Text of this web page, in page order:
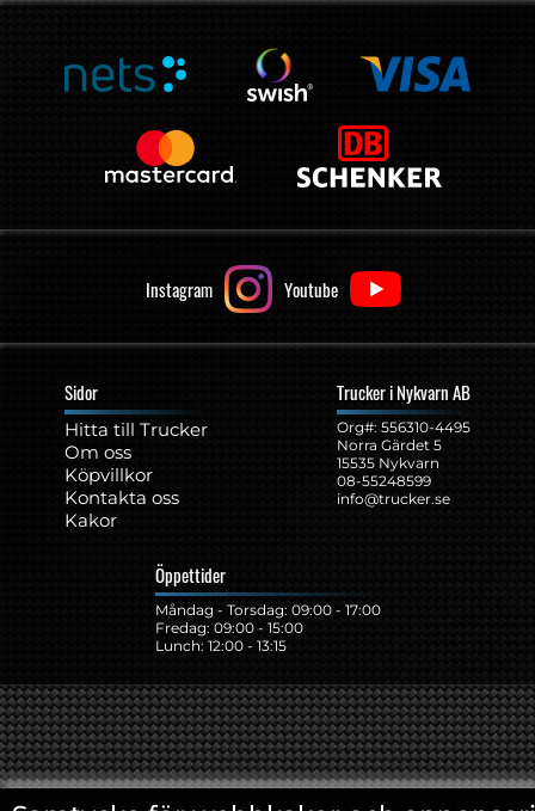
Instagram Youtube
Sidor
Hitta till Trucker
Om oss
Köpvillkor
Kontakta oss
Kakor
Trucker i Nykvarn AB
Org#: ‍556310-4495
Norra Gärdet 5
15535 Nykvarn
08-55248599
info@trucker.se
Öppettider
Måndag - Torsdag: 09:00 - 17:00
Fredag: 09:00 - 15:00
Lunch: 12:00 - 13:15